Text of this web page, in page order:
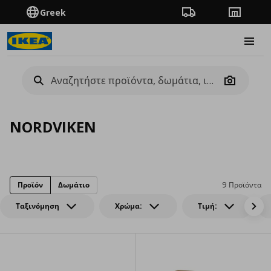
Greek Πορεία παραγγελίας
Camera
NORDVIKEN
Ταξινόμηση Χρώμα: Τιμή:
9 Προϊόντα
Προϊόν Δωμάτιο